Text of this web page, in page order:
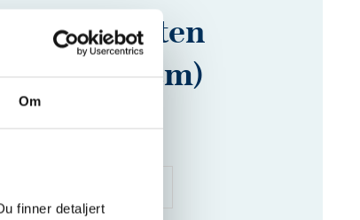
Om
finner detaljert
Gul Liten
(50 cm)
Rose. 50 cm.